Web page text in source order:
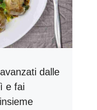
dalle
e fai